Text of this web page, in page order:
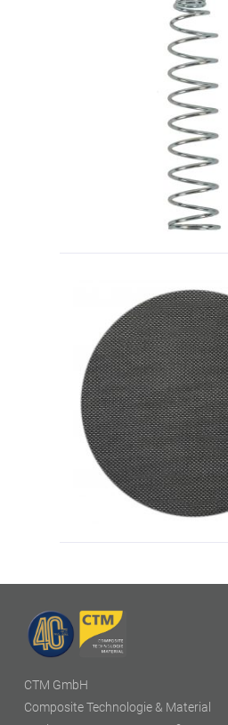
CTM GmbH
Composite Technologie & Material